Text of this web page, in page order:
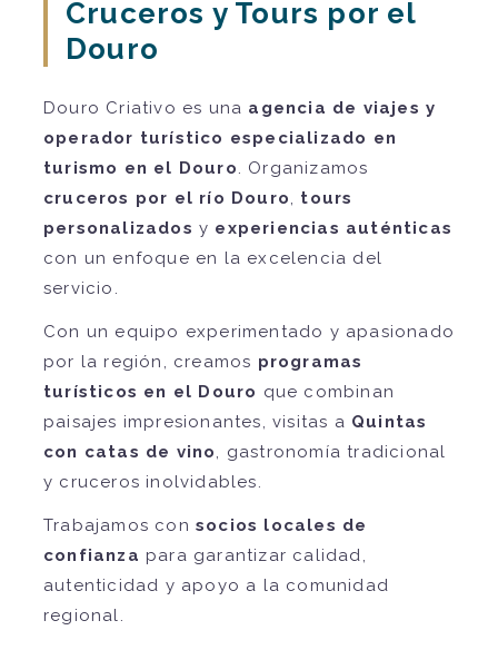
Cruceros y Tours por el
Douro
Douro Criativo es una agencia de viajes y
operador turístico especializado en
turismo en el Douro. Organizamos
cruceros por el río Douro, tours
personalizados y experiencias auténticas
con un enfoque en la excelencia del
servicio.
Con un equipo experimentado y apasionado
por la región, creamos programas
turísticos en el Douro que combinan
paisajes impresionantes, visitas a Quintas
con catas de vino, gastronomía tradicional
y cruceros inolvidables.
Trabajamos con socios locales de
confianza para garantizar calidad,
autenticidad y apoyo a la comunidad
regional.